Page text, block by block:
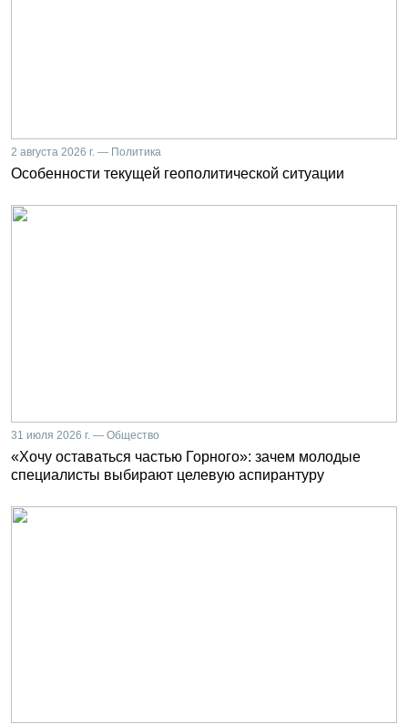
2 августа 2026 г. — Политика
Особенности текущей геополитической ситуации
31 июля 2026 г. — Общество
«Хочу оставаться частью Горного»: зачем молодые
специалисты выбирают целевую аспирантуру